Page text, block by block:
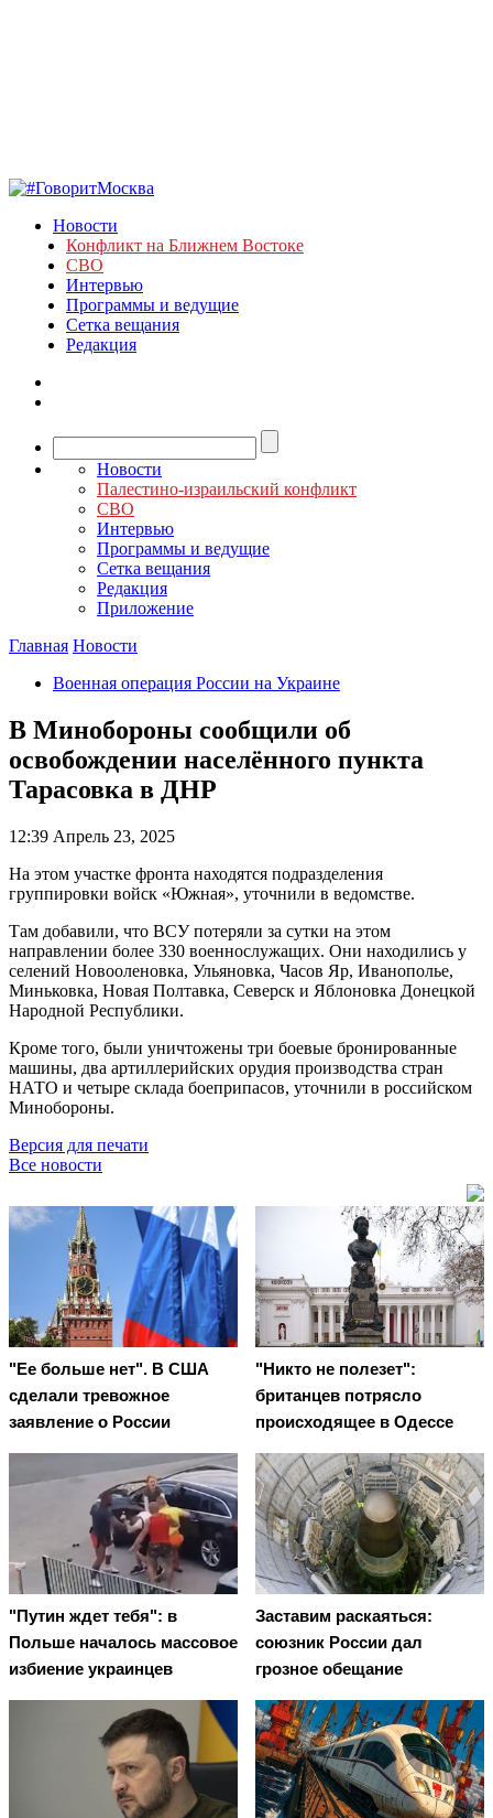
Новости
Конфликт на Ближнем Востоке
СВО
Интервью
Программы и ведущие
Сетка вещания
Редакция
Новости
Палестино-израильский конфликт
СВО
Интервью
Программы и ведущие
Сетка вещания
Редакция
Приложение
Главная Новости
Военная операция России на Украине
В Минобороны сообщили об
освобождении населённого пункта
Тарасовка в ДНР
12:39 Апрель 23, 2025
На этом участке фронта находятся подразделения
группировки войск «Южная», уточнили в ведомстве.
Там добавили, что ВСУ потеряли за сутки на этом
направлении более 330 военнослужащих. Они находились у
селений Новооленовка, Ульяновка, Часов Яр, Иванополье,
Миньковка, Новая Полтавка, Северск и Яблоновка Донецкой
Народной Республики.
Кроме того, были уничтожены три боевые бронированные
машины, два артиллерийских орудия производства стран
НАТО и четыре склада боеприпасов, уточнили в российском
Минобороны.
Версия для печати
Все новости
"Ее больше нет". В США
сделали тревожное
заявление о России
"Никто не полезет":
британцев потрясло
происходящее в Одессе
"Путин ждет тебя": в
Польше началось массовое
избиение украинцев
Заставим раскаяться:
союзник России дал
грозное обещание